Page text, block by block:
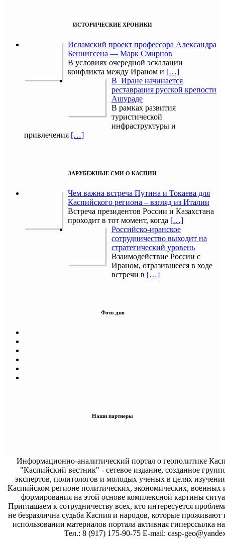
ИСТОРИЧЕСКИЕ ХРОНИКИ
Исламский проект профессора Александра
Беннигсена — Марк Смирнов
В условиях очередной эскалации
конфликта между Ираном и […]
В Иране начинается
реставрация русской крепости
Ашураде
В рамках развития
туристической
инфраструктуры и
привлечения […]
ЗАРУБЕЖНЫЕ СМИ О КАСПИИ
Чем важна встреча Путина и Токаева для
Каспийского региона – взгляд из Италии
Встреча президентов России и Казахстана
проходит в тот момент, когда […]
Российско-иранское
сотрудничество выходит на
стратегический уровень
Взаимодействие России с
Ираном, отразившееся в ходе
встречи в […]
Фото дня
Наши партнеры
Информационно-аналитический портал о геополитике
"Каспийский вестник" - сетевое издание, созданное
экспертов, политологов и молодых ученых в целях
Каспийском регионе политических, экономических, военных
формирования на этой основе комплексной картины
Приглашаем к сотрудничеству всех, кто интересуется
не безразлична судьба Каспия и народов, которые проживают
использовании материалов портала активная гиперссылка на
Тел.: 8 (917) 175-90-75 E-mail: casp-